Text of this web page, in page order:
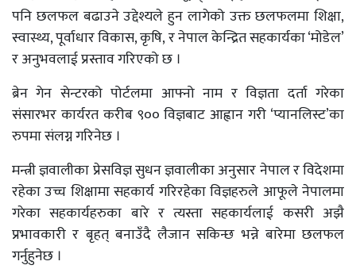
पनि छलफल बढाउने उद्देश्यले हुन लागेको उक्त छलफलमा शिक्षा,
स्वास्थ्य, पूर्वाधार विकास, कृषि, र नेपाल केन्द्रित सहकार्यका ‘मोडेल’
र अनुभवलाई प्रस्ताव गरिएको छ ।
ब्रेन गेन सेन्टरको पोर्टलमा आफ्नो नाम र विज्ञता दर्ता गरेका
संसारभर कार्यरत करीब ९०० विज्ञबाट आह्वान गरी ‘प्यानलिस्ट’का
रुपमा संलग्न गरिनेछ ।
मन्त्री ज्ञवालीका प्रेसविज्ञ सुधन ज्ञवालीका अनुसार नेपाल र विदेशमा
रहेका उच्च शिक्षामा सहकार्य गरिरहेका विज्ञहरुले आफूले नेपालमा
गरेका सहकार्यहरुका बारे र त्यस्ता सहकार्यलाई कसरी अझै
प्रभावकारी र बृहत् बनाउँदै लैजान सकिन्छ भन्ने बारेमा छलफल
गर्नुहुनेछ ।